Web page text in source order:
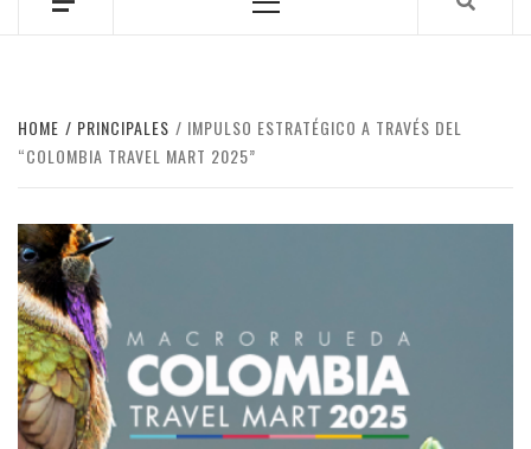
Menu
HOME PRINCIPALES
IMPULSO ESTRATÉGICO A TRAVÉS DEL
“COLOMBIA TRAVEL MART 2025”